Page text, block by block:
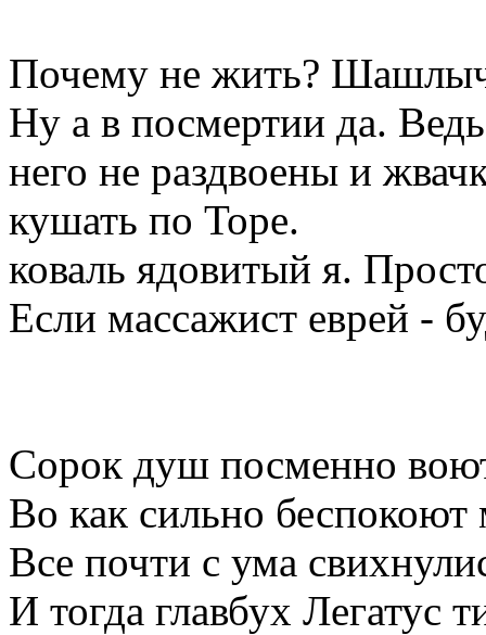
Почему не жить?
Ну а в посмертии да.
него не раздвоены и
кушать по Торе.
коваль ядовитый я.
Если массажист еврей -
Сорок душ посменно
Во как сильно беспокоют
Все почти с ума
И тогда главбух Легатус